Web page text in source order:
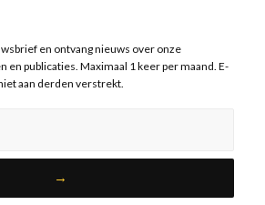
en ontvang nieuws over onze
en publicaties. Maximaal 1 keer per maand. E-
aan derden verstrekt.